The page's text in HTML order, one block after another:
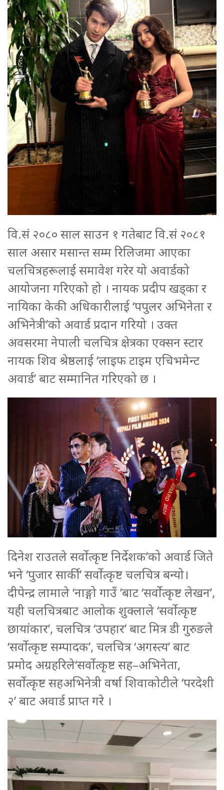
वि.सं २०८० साल साउन १ गतेबाट वि.सं २०८१
साल असार मसान्त सम्म रिलिजमा आएका
चलचित्रहरूलाई समावेश गरेर यो अवार्डको
आयोजना गरिएको हो । नायक प्रदीप खड्का र
नायिका केकी अधिकारीलाई ‘पपुलर अभिनेता र
अभिनेत्री’को अवार्ड प्रदान गरियो । उक्त
अवसरमा नेपाली चलचित्र क्षेत्रका एक्सन स्टार
नायक शिव श्रेष्ठलाई ‘लाइफ टाइम एचिभमेन्ट
अवार्ड’ बाट सम्मानित गरिएको छ ।
दिनेश राउतले सर्वोत्कृष्ट निर्देशक’को अवार्ड जिते
भने ‘पुजार सार्की’ सर्वोत्कृष्ट चलचित्र बन्यो।
दीपेन्द्र लामाले ‘नाङ्गो गाउँ ’बाट ‘सर्वोत्कृष्ट लेखन’,
यही चलचित्रबाट आलोक शुक्लाले ‘सर्वोत्कृष्ट
छायांकार’, चलचित्र ‘उपहार’ बाट मित्र डी गुरुङले
‘सर्वोत्कृष्ट सम्पादक’, चलचित्र ‘अगस्त्य’ बाट
प्रमोद अग्रहरिले‘सर्वोत्कृष्ट सह–अभिनेता,
सर्वोत्कृष्ट सहअभिनेत्री वर्षा शिवाकोटीले ‘परदेशी
२’ बाट अवार्ड प्राप्त गरे ।